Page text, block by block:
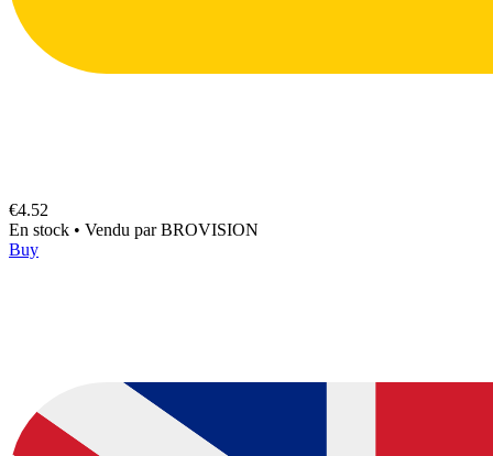
€4.52
En stock • Vendu parBROVISION
Buy